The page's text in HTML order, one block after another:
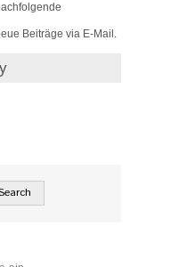
Beiträge via E-Mail.